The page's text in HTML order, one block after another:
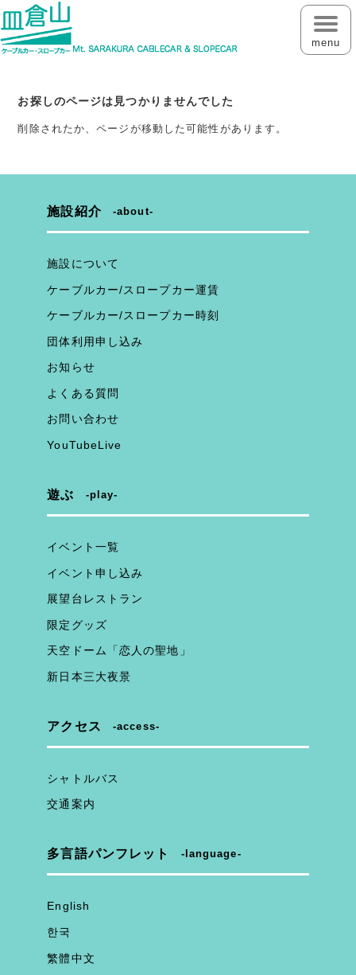
menu
お探しのページは見つかりませんでした
削除されたか、ページが移動した可能性があります。
施設紹介 about
施設について
ケーブルカー/スロープカー運賃
ケーブルカー/スロープカー時刻
団体利用申し込み
お知らせ
よくある質問
お問い合わせ
YouTubeLive
遊ぶ play
イベント一覧
イベント申し込み
展望台レストラン
限定グッズ
天空ドーム「恋人の聖地」
新日本三大夜景
アクセス access
シャトルバス
交通案内
多言語パンフレット language
English
한국
繁體中文